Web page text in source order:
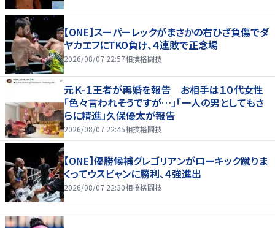
【ONE】スーパーレックがまさかの右ひざ負傷でダ
ヤカエフにTKO負け、４連敗で正念場
2026/08/07 22:57相撲格闘技
元Ｋ-１王者が再婚を報告 お相手は１０代女性
「色々言われそうですが…」「一人の男としてもさ
らに精進」久保優太が報告
2026/08/07 22:45相撲格闘技
【ONE】優勝候補グレゴリアンがローキック蹴りま
くってウスビャンに勝利、４強進出
2026/08/07 22:30相撲格闘技